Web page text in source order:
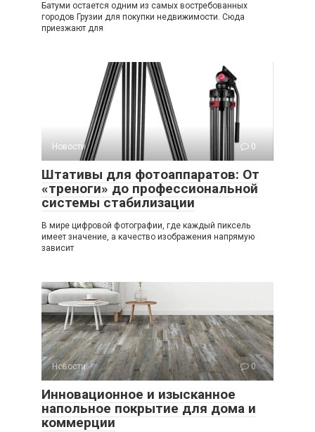
Батуми остается одним из самых востребованных
городов Грузии для покупки недвижимости. Сюда
приезжают для
Новости 0
Штативы для фотоаппаратов: От
«треноги» до профессиональной
системы стабилизации
В мире цифровой фотографии, где каждый пиксель
имеет значение, а качество изображения напрямую
зависит
Новости 0
Инновационное и изысканное
напольное покрытие для дома и
коммерции